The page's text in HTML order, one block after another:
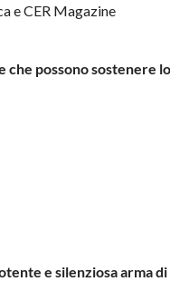
e CER Magazine
possono sostenere
e silenziosa arma